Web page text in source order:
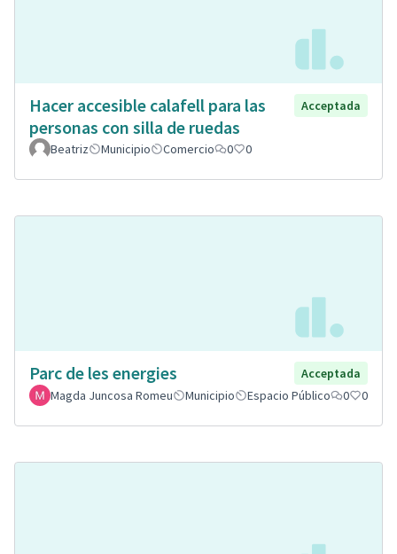
Hacer accesible calafell para las
personas con silla de ruedas
Acceptada
Beatriz Municipio Comercio 0 0
Parc de les energies
Acceptada
Magda Juncosa Romeu
Municipio Espacio Público 0 0